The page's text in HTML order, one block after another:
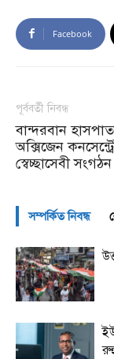
Facebook
পূর্ববর্তী নিবন্ধ
বান্দরবান
অক্সিজেন
স্বেচ্ছাসেবী সংগঠন
সম্পর্কিত নিবন্ধ